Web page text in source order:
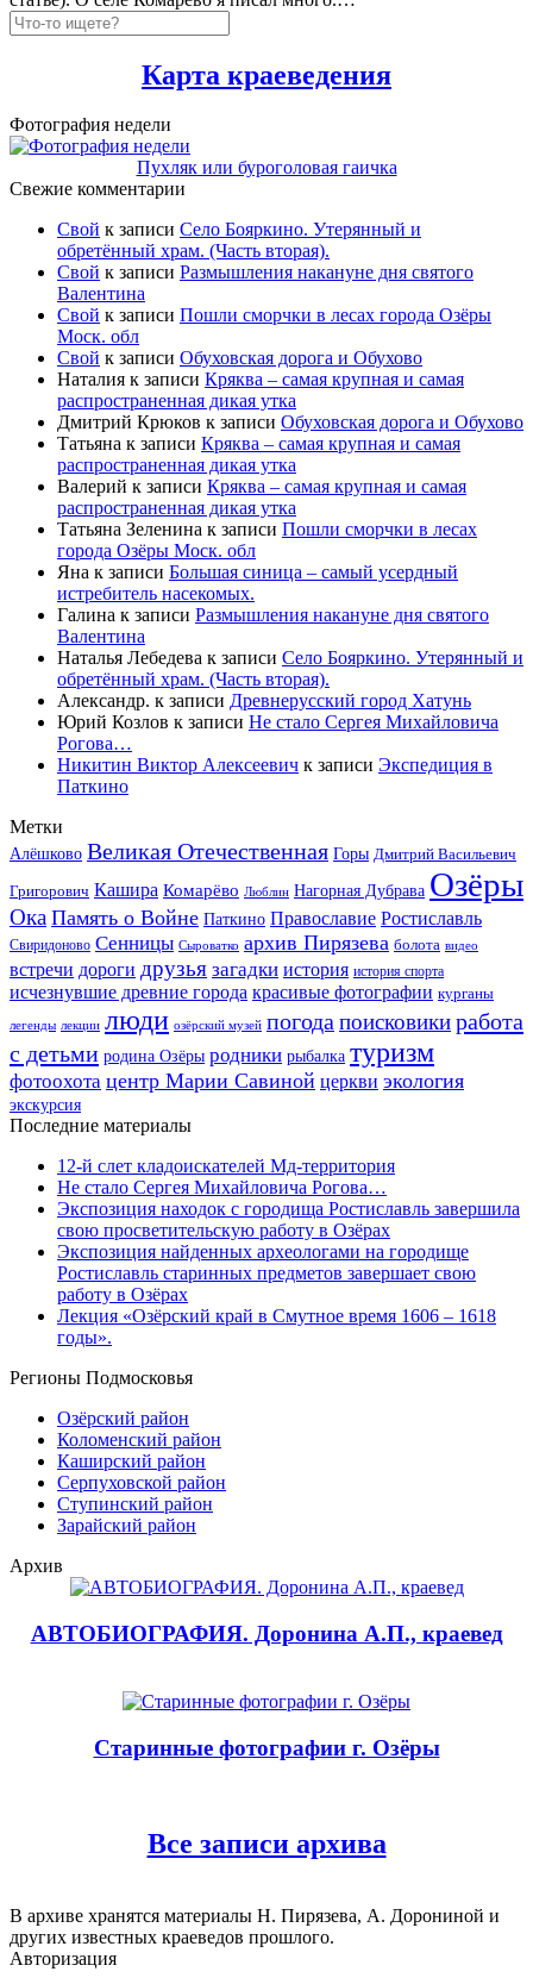
Карта краеведения
Фотография недели
Пухляк или буроголовая гаичка
Свежие комментарии
Свой к записи Село Бояркино. Утерянный и
обретённый храм. (Часть вторая).
Свой к записи Размышления накануне дня святого
Валентина
Свой к записи Пошли сморчки в лесах города Озёры
Моск. обл
Свой к записи Обуховская дорога и Обухово
Наталия к записи Кряква – самая крупная и самая
распространенная дикая утка
Дмитрий Крюков к записи Обуховская дорога и Обухово
Татьяна к записи Кряква – самая крупная и самая
распространенная дикая утка
Валерий к записи Кряква – самая крупная и самая
распространенная дикая утка
Татьяна Зеленина к записи Пошли сморчки в лесах
города Озёры Моск. обл
Яна к записи Большая синица – самый усердный
истребитель насекомых.
Галина к записи Размышления накануне дня святого
Валентина
Наталья Лебедева к записи Село Бояркино. Утерянный и
обретённый храм. (Часть вторая).
Александр. к записи Древнерусский город Хатунь
Юрий Козлов к записи Не стало Сергея Михайловича
Рогова…
Никитин Виктор Алексеевич к записи Экспедиция в
Паткино
Метки
Алёшково Великая Отечественная Горы Дмитрий Васильевич
Григорович Кашира Комарёво Люблин Нагорная Дубрава Озёры
Ока Память о Войне Паткино Православие Ростиславль
Свиридоново Сенницы Сыроватко архив Пирязева болота видео
встречи дороги друзья загадки история история спорта
исчезнувшие древние города красивые фотографии курганы
легенды лекции люди озёрский музей погодапоисковикиработа
с детьми родина Озёры родники рыбалка туризм
фотоохота центр Марии Савиной церкви экология
экскурсия
Последние материалы
12-й слет кладоискателей Мд-территория
Не стало Сергея Михайловича Рогова…
Экспозиция находок с городища Ростиславль завершила
свою просветительскую работу в Озёрах
Экспозиция найденных археологами на городище
Ростиславль старинных предметов завершает свою
работу в Озёрах
Лекция «Озёрский край в Смутное время 1606 – 1618
годы».
Регионы Подмосковья
Озёрский район
Коломенский район
Каширский район
Серпуховской район
Ступинский район
Зарайский район
Архив
АВТОБИОГРАФИЯ. Доронина А.П., краевед
Старинные фотографии г. Озёры
Все записи архива
В архиве хранятся материалы Н. Пирязева, А. Дорониной и
других известных краеведов прошлого.
Авторизация